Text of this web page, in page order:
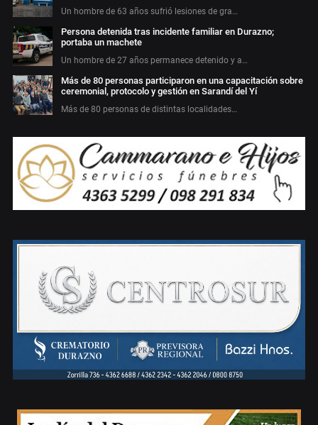
Un hombre de 63 años sufrió lesiones de gra…
Persona detenida tras incidente familiar en Durazno;
portaba un machete
Un hombre de 27 años permanece detenido y a…
Más de 80 personas participaron en una capacitación sobre
ceremonial, protocolo y gestión en Sarandí del Yí
Más de 80 personas de distintas localidades…